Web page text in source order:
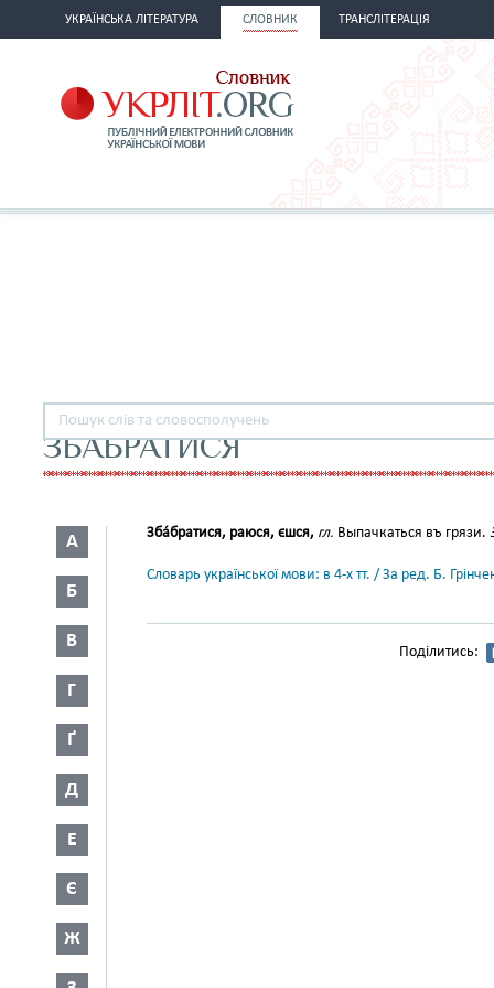
УКРАЇНСЬКА ЛІТЕРАТУРА СЛОВНИК ТРАНСЛІТЕРАЦІЯ
ЗБАБРАТИСЯ
А
Б
В
Г
Ґ
Д
Е
Є
Ж
Зба́братися, раюся, єшся, гл. Выпачкаться въ грязи.
Словарь української мови: в 4-х тт. / За ред. Б.
Поділитись: